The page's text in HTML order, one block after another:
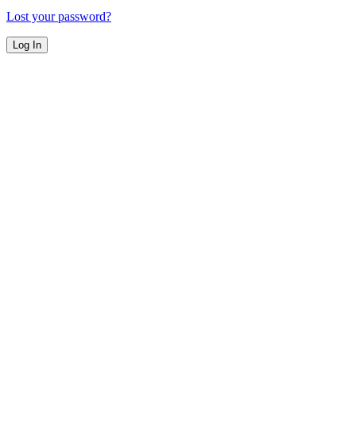
Lost your password?